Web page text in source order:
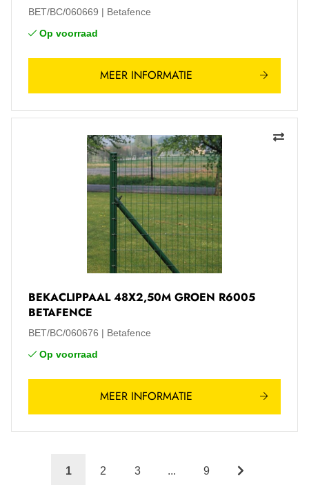
BET/BC/060669
Betafence
Op voorraad
MEER INFORMATIE
BEKACLIPPAAL 48X2,50M GROEN R6005
BETAFENCE
BET/BC/060676
Betafence
Op voorraad
MEER INFORMATIE
1 2 3 ... 9